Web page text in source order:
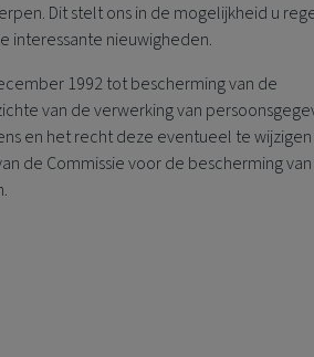
Dit stelt ons in de mogelijkheid u
interessante nieuwigheden.
1992 tot bescherming van de
van de verwerking van
en het recht deze eventueel te wijzigen
de Commissie voor de bescherming